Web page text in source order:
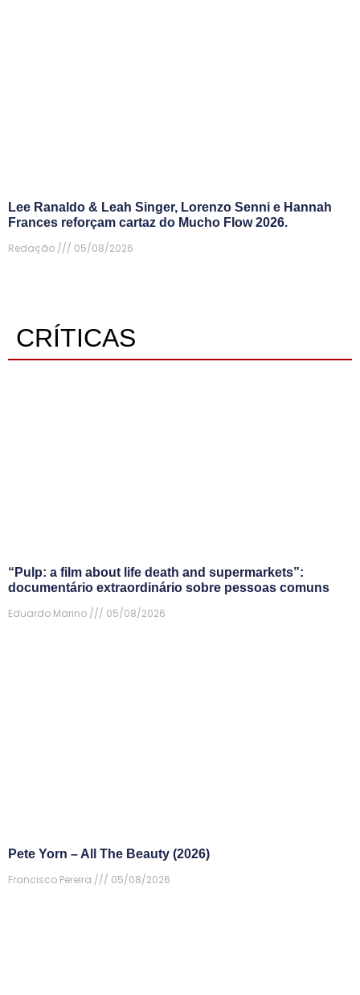
Lee Ranaldo & Leah Singer, Lorenzo Senni e Hannah
Frances reforçam cartaz do Mucho Flow 2026.
Redação
05/08/2026
CRÍTICAS
“Pulp: a film about life death and supermarkets”:
documentário extraordinário sobre pessoas comuns
Eduardo Marino
05/08/2026
Pete Yorn – All The Beauty (2026)
Francisco Pereira
05/08/2026